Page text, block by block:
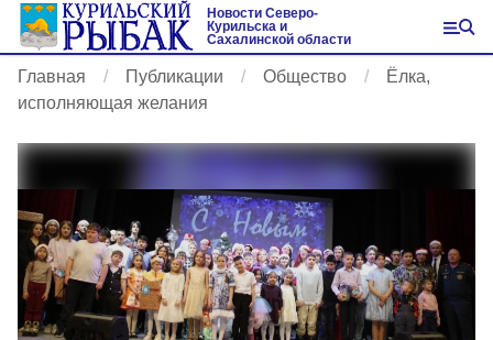
Новости Северо-
Курильска и
Сахалинской области
Главная Публикации Общество
Ёлка,
исполняющая желания